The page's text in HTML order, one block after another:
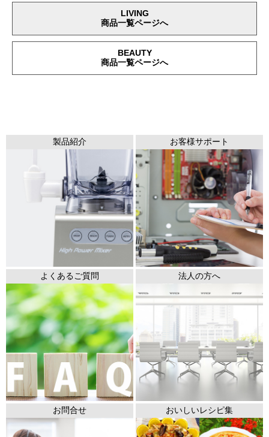
LIVING
商品一覧ページへ
BEAUTY
商品一覧ページへ
製品紹介 お客様サポート
よくあるご質問 法人の方へ
お問合せ おいしいレシピ集